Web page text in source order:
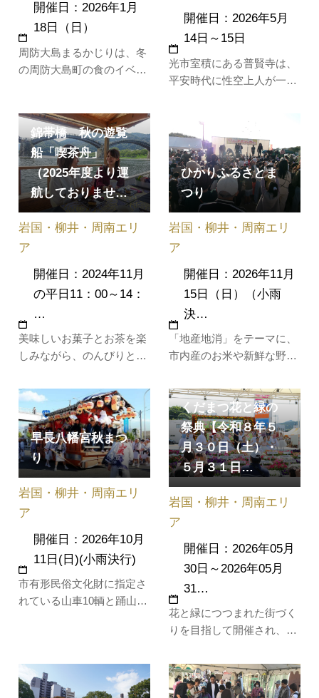
周防大島まるかじりは、冬
の周防大島町の食のイベン
われるほか、地元飲食店に
よるバザー、白バイやパト
カーなど緊急車両の体験乗
車が行われ、海の幸や山の
幸をはじめとした周防大島
の味覚や楽しさが満載のイ
ベントで…
開催日：2026年1月
18日（日）
光市室積にある普賢寺は、
平安時代に性空上人が一堂
薩」として全国各地から信
仰を集めています。毎年5
月に開催される「普賢まつ
り」は、性空上人の命日に
ちなみ江戸中期に始まった
辺の沿道に…
開催日：2026年5月
14日～15日
錦帯橋 秋の遊覧
船「喫茶舟」
（2025年度より運
航しておりませ…
美味しいお菓子とお茶を楽
しみながら、のんびりと遊
は、船上の喫茶店で優雅な
ひとときをお楽しみくださ
い。2025年度より運航して
おりません。
岩国・柳井・周南エリ
ア
開催日：2024年11月
の平日11：00～14：
…
ひかりふるさとま
つり
「地産地消」をテーマに、
市内産のお米や新鮮な野
エビのつかみ取り、農業用
機械の展示などを行いま
す。市の農林水産業に触
れ、山と海の「恵み」を楽
しみませんか。
岩国・柳井・周南エリ
ア
開催日：2026年11月
15日（日）（小雨
決…
早長八幡宮秋まつ
り
市有形民俗文化財に指定さ
れている山車10輌と踊山1
し)によって、お旅所（普賢
寺）までの約2kmの道程を
岩国・柳井・周南エリ
ア
開催日：2026年10月
11日(日)(小雨決行)
くだまつ花と緑の
祭典【令和８年５
月３０日（土）・
５月３１日…
花と緑につつまれた街づく
りを目指して開催され、子
さんの人でにぎわう祭典で
す。キラル（下松タウンセ
岩国・柳井・周南エリ
ア
開催日：2026年05月
30日～2026年05月
31…